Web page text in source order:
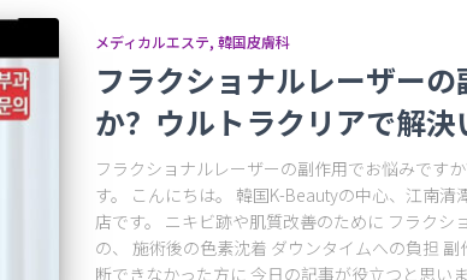
メディカルエステ 韓国皮膚科
フラクショナルレーザー
か？ウルトラクリアで解決
フラクショナルレーザーの副作用でお悩みです
す。 こんにちは。 韓国K-Beautyの中心、江南
店です。 ニキビ跡や肌質改善のために フラクシ
の、 施術後の色素沈着 ダウンタイムへの負担
断できなかった方に 今日の記事が役立つと思い